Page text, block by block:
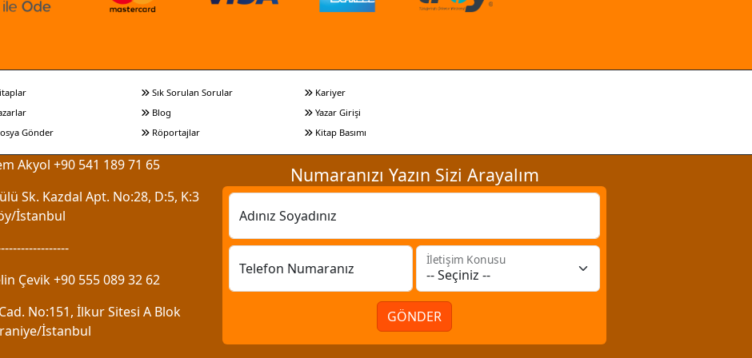
Gönder
Sık Sorulan Sorular
Blog
Röportajlar
Kariyer
Yazar Girişi
Kitap Basımı
Akyol +90 541 189 71 65
Sk. Kazdal Apt. No:28, D:5, K:3
İstanbul
Çevik +90 555 089 32 62
No:151, İlkur Sitesi A Blok
İstanbul
Numaranızı Yazın Sizi Arayalım
Adınız Soyadınız
Telefon Numaranız
İletişim Konusu
GÖNDER